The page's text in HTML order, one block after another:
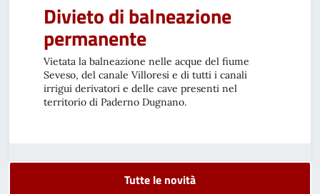
Divieto di balneazione
permanente
Vietata la balneazione nelle acque del fiume
Seveso, del canale Villoresi e di tutti i canali
irrigui derivatori e delle cave presenti nel
territorio di Paderno Dugnano.
Tutte le novità